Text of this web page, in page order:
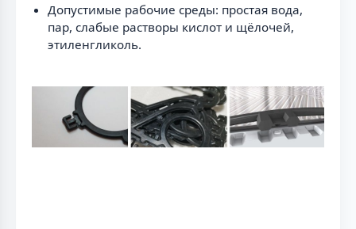
Допустимые рабочие среды: простая вода,
пар, слабые растворы кислот и щёлочей,
этиленгликоль.